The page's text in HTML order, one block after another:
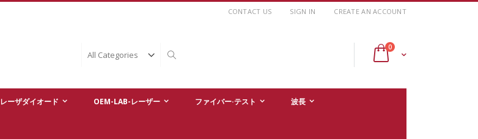
CONTACT US SIGN IN CREATE AN ACCOUNT
Cart
0items
レーザダイオード OEM-LAB-レーザー ファイバー·テスト 波長